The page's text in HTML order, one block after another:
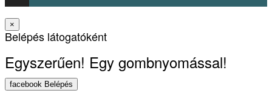
×
Belépés látogatóként
Egyszerűen! Egy gombnyomással!
facebook Belépés